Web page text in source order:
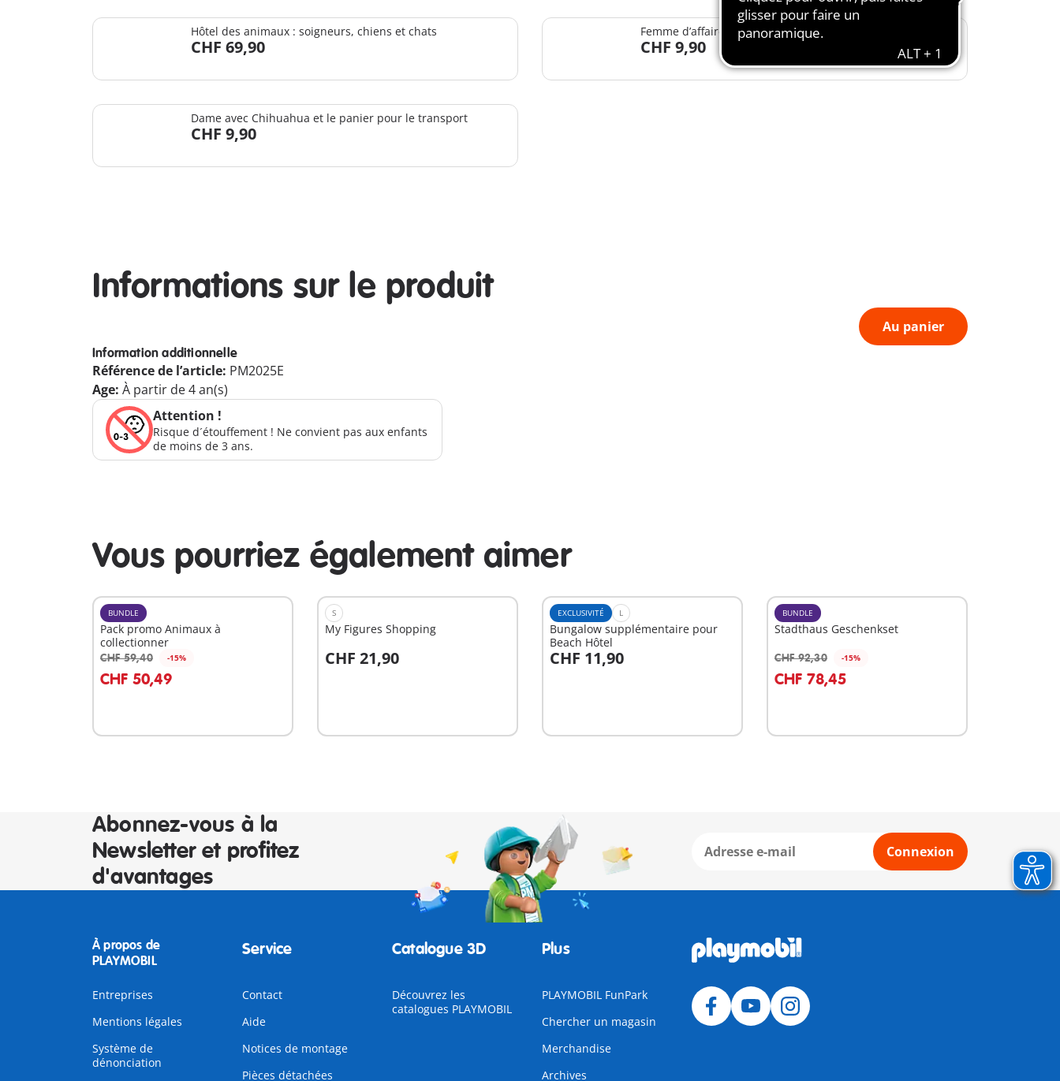
Hôtel des animaux : soigneurs, chiens et chats
CHF 69,90
Femme d’affaire avec sac à main et son Dalmatien
CHF 9,90
Dame avec Chihuahua et le panier pour le transport
CHF 9,90
Informations sur le produit
Au panier
Information additionnelle
Référence de l’article: PM2025E
Age: À partir de 4 an(s)
Attention !
Risque d´étouffement ! Ne convient pas aux enfants
de moins de 3 ans.
Vous pourriez également aimer
BUNDLE
Pack promo Animaux à
collectionner
CHF 59,40 -15%
CHF 50,49
S
My Figures Shopping
CHF 21,90
Au panier
EXCLUSIVITÉ L
Bungalow supplémentaire pour
Beach Hôtel
CHF 11,90
Au panier
BUNDLE
Stadthaus Geschenkset
CHF 92,30 -15%
CHF 78,45
Abonnez-vous à la
Newsletter et profitez
d'avantages
Connexion
À propos de
PLAYMOBIL
Entreprises
Mentions légales
Système de
dénonciation
Service
Contact
Aide
Notices de montage
Pièces détachées
Catalogue 3D
Découvrez les
catalogues PLAYMOBIL
Plus
PLAYMOBIL FunPark
Chercher un magasin
Merchandise
Archives